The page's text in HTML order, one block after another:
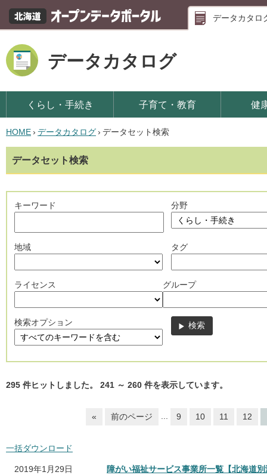
データカタロ
データカタログ
くらし・手続き 子育て・教育 健
HOME› データカタログ› データセット検索
データセット検索
キーワード 分野
地域 タグ
ライセンス グループ
検索オプション
295 件ヒットしました。 241 ～ 260 件を表示しています。
« 前のページ ... 9 10 11 12
一括ダウンロード
2019年1月29日
障がい福祉サービス事業所一覧【北海道